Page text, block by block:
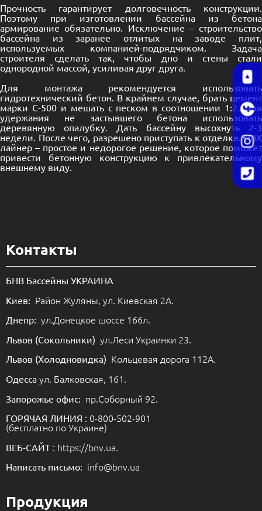
Прочность гарантирует долговечность конструкции.
Поэтому при изготовлении бассейна из бетона
армирование обязательно. Исключение – строительство
бассейна из заранее отлитых на заводе плит,
используемых компанией-подрядчиком. Задача
строителя сделать так, чтобы дно и стены стали
однородной массой, усиливая друг друга.
Для монтажа рекомендуется использовать
гидротехнический бетон. В крайнем случае, брать цемент
марки С-500 и мешать с песком в соотношении 1:2. Для
удержания не застывшего бетона использовать
деревянную опалубку. Дать бассейну высохнуть 2-3
недели. После чего, разрешено приступать к отделке. ПВХ
лайнер – простое и недорогое решение, которое поможет
привести бетонную конструкцию к привлекательному
внешнему виду.
Контакты
БНВ Бассейны УКРАИНА
Киев: Район Жуляны, ул. Киевская 2А.
Днепр: ул.Донецкое шоссе 166л.
Львов (Сокольники) ул.Леси Украинки 23.
Львов (Холодновидка) Кольцевая дорога 112А.
Одесса ул. Балковская, 161.
Запорожье офис: пр.Соборный 92.
ГОРЯЧАЯ ЛИНИЯ : 0-800-502-901
(бесплатно по Украине)
ВЕБ-САЙТ : https://bnv.ua.
Написать письмо: info@bnv.ua
Продукция